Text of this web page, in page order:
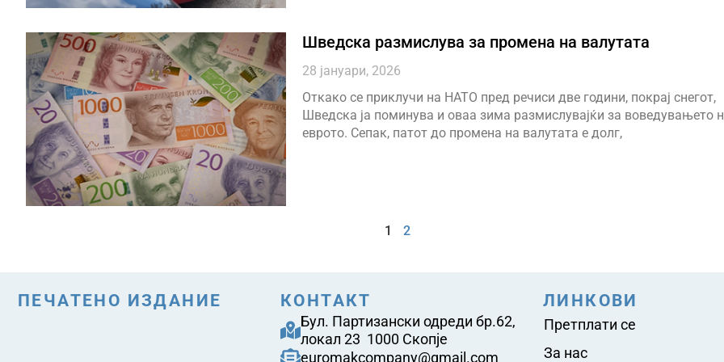
Шведска размислува за промена на валутата
28 јануари, 2026
Откако се приклучи на НАТО пред речиси две години, покрај снегот,
Шведска ја поминува и оваа зима размислувајќи за воведувањето
еврото. Сепак, патот до промена на валутата е долг,
1 2
ПЕЧАТЕНО ИЗДАНИЕ КОНТАКТ
Бул. Партизански одреди бр.62,
локал 23 1000 Скопје
euromakcompany@gmail.com
ЛИНКОВИ
Претплати се
За нас